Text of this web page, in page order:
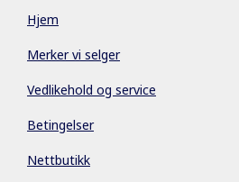
Hjem
Merker vi selger
Vedlikehold og service
Betingelser
Nettbutikk